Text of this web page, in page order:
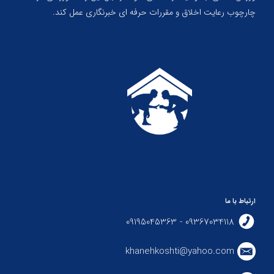
چارچوب رعایت اخلاق و مقررات حرفه ای خبرنگاری عمل کند.
ارتباط با ما
09367034118 - 09195045363
khanehkoshti@yahoo.com